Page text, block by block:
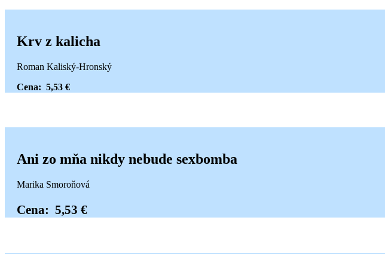
Krv z kalicha
Roman Kaliský-Hronský
Cena: 5,53 €
Ani zo mňa nikdy nebude sexbomba
Marika Smoroňová
Cena: 5,53 €